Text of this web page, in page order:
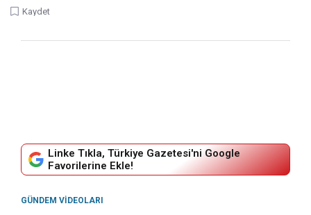
Kaydet
Linke Tıkla, Türkiye Gazetesi'ni Google
Favorilerine Ekle!
GÜNDEM VIDEOLARI